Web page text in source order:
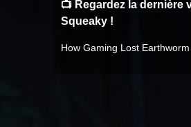
📺 Regardez la dernière
Squeaky !
How Gaming Lost Earthworm